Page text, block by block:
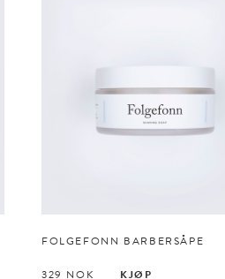
FOLGEFONN BARBERSÅPE
329 NOK KJØP